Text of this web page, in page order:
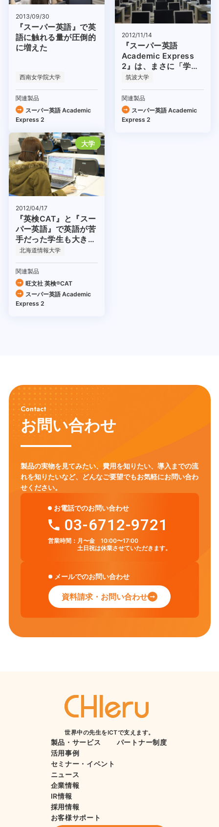
2013/09/30
『スーパー英語』で英
語に触れる量が圧倒的
に増えた
西南女学院大学
関連製品
スーパー英語 Academic
Express 2
2012/11/14
『スーパー英語
Academic Express
2』は、まさに「学術
英語教育の育成」に直
筑波大学
関連製品
スーパー英語 Academic
Express 2
大学
2012/04/17
『英検CAT』と『スー
パー英語』で英語が苦
手だった学生も大きく
変貌！
北海道情報大学
関連製品
旺文社 英検®CAT
スーパー英語 Academic
Express 2
Contact
お問い合わせ
製品の実物を見てみたい、費用を知りたい、導入までの流
れを知りたいなど、
どんなご要望でもお気軽にお問い合わ
せください。
お電話でのお問い合わせ
03-6712-9721
営業時間： 月〜金 10:00〜17:00
土日祝は休業させていただきます。
メールでのお問い合わせ
資料請求・お問い合わせ
世界中の先生をICTで支えます。
製品・サービス
活用事例
セミナー・イベント
ニュース
企業情報
IR情報
採用情報
お客様サポート
パートナー制度